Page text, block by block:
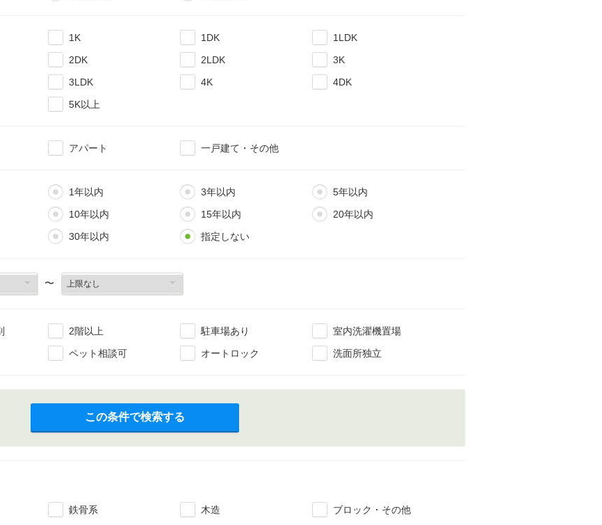
1K 1DK
1LDK
2DK 2LDK
3K
3LDK 4K
4DK
5K以上
アパート 一戸建て・その他
1年以内 3年以内
5年以内
10年以内 15年以内
20年以内
30年以内 指定しない
〜
2階以上 駐車場あり
室内洗濯機置場
ペット相談可 オートロック 洗面所独立
この条件で検索する
鉄骨系 木造 ブロック・その他